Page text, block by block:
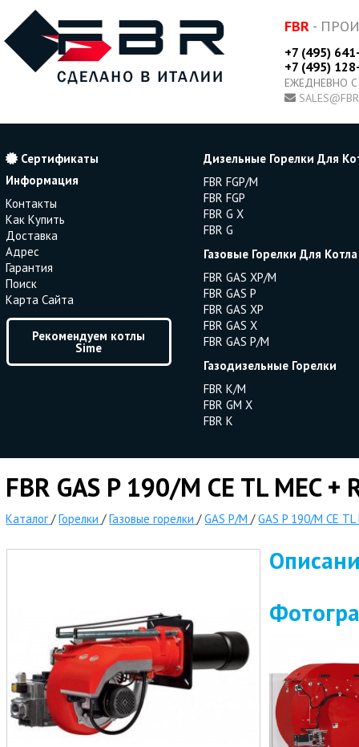
FBR -
+7 (495)
+7 (495)
ЕЖЕДНЕВНО
Сертификаты
Информация
Контакты
Как Купить
Доставка
Адрес
Гарантия
Поиск
Карта Сайта
Рекомендуем котлы
Sime
Дизельные Горелки Для
FBR FGP/M
FBR FGP
FBR G X
FBR G
Газовые Горелки Для Котла
FBR GAS XP/M
FBR GAS P
FBR GAS XP
FBR GAS X
FBR GAS P/M
Газодизельные Горелки
FBR K/M
FBR GM X
FBR K
FBR GAS P 190/M CE TL MEC +
Каталог /Горелки /Газовые горелки /GAS P/M /GAS P 190/M CE TL